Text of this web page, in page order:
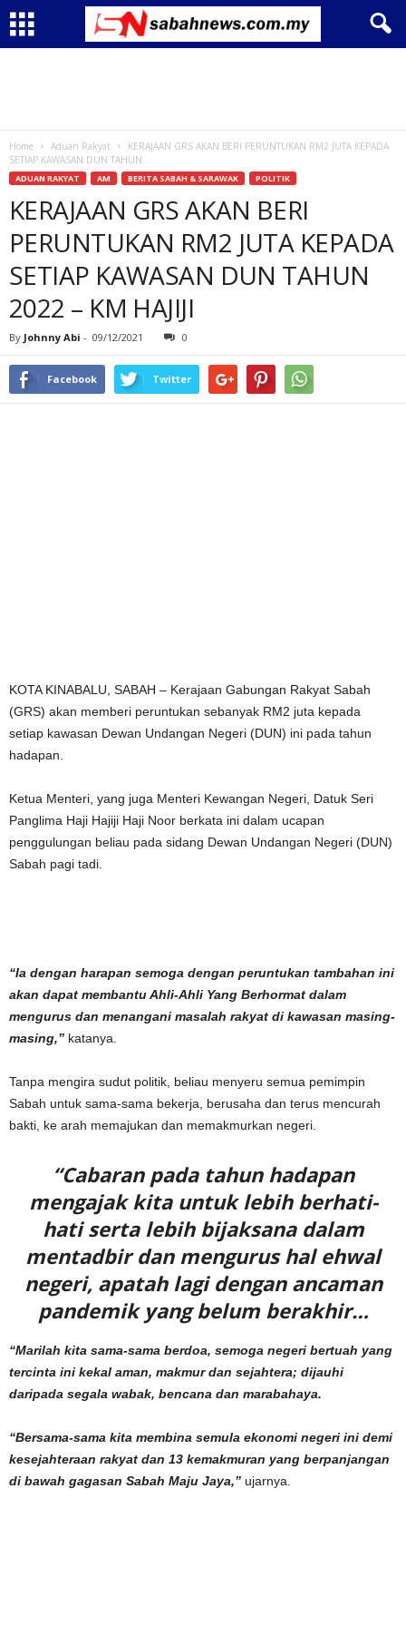
Home Aduan Rakyat
KERAJAAN GRS AKAN BERI PERUNTUKAN RM2 JUTA KEPADA
SETIAP KAWASAN DUN TAHUN...
ADUAN RAKYAT AM BERITA SABAH & SARAWAK POLITIK
KERAJAAN GRS AKAN BERI
PERUNTUKAN RM2 JUTA KEPADA
SETIAP KAWASAN DUN TAHUN
2022 – KM HAJIJI
By Johnny Abi - 09/12/2021 0
Facebook Twitter
KOTA KINABALU, SABAH – Kerajaan Gabungan Rakyat Sabah
(GRS) akan memberi peruntukan sebanyak RM2 juta kepada
setiap kawasan Dewan Undangan Negeri (DUN) ini pada tahun
hadapan.
Ketua Menteri, yang juga Menteri Kewangan Negeri, Datuk Seri
Panglima Haji Hajiji Haji Noor berkata ini dalam ucapan
penggulungan beliau pada sidang Dewan Undangan Negeri (DUN)
Sabah pagi tadi.
“Ia dengan harapan semoga dengan peruntukan tambahan ini
akan dapat membantu Ahli-Ahli Yang Berhormat dalam
mengurus dan menangani masalah rakyat di kawasan masing-
masing,” katanya.
Tanpa mengira sudut politik, beliau menyeru semua pemimpin
Sabah untuk sama-sama bekerja, berusaha dan terus mencurah
bakti, ke arah memajukan dan memakmurkan negeri.
“Cabaran pada tahun hadapan
mengajak kita untuk lebih berhati-
hati serta lebih bijaksana dalam
mentadbir dan mengurus hal ehwal
negeri, apatah lagi dengan ancaman
pandemik yang belum berakhir…
“Marilah kita sama-sama berdoa, semoga negeri bertuah yang
tercinta ini kekal aman, makmur dan sejahtera; dijauhi
daripada segala wabak, bencana dan marabahaya.
“Bersama-sama kita membina semula ekonomi negeri ini demi
kesejahteraan rakyat dan 13 kemakmuran yang berpanjangan
di bawah gagasan Sabah Maju Jaya,” ujarnya.